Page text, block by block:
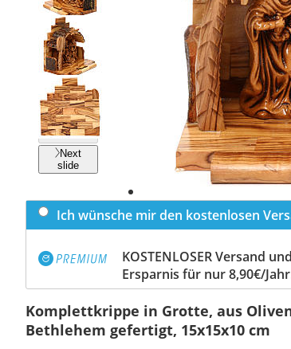
Previous
slide
Next
slide
Ich wünsche mir den kostenlosen
KOSTENLOSER Versand
Ersparnis für nur 8,90€/
Komplettkrippe in Grotte, aus
Bethlehem gefertigt, 15x15x10 cm